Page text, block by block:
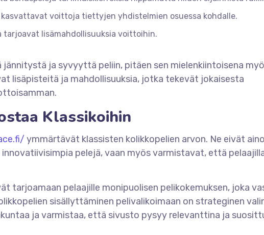
voittoja tiettyjen yhdistelmien osuessa kohdalle.
tarjoavat lisämahdollisuuksia voittoihin.
ja syvyyttä peliin, pitäen sen mielenkiintoisena
lisäpisteitä ja mahdollisuuksia, jotka tekevät jokaisesta
Klassikoihin
ymmärtävät klassisten kolikkopelien arvon. Ne eivät
pelejä, vaan myös varmistavat, että
tarjoamaan pelaajille monipuolisen pelikokemuksen, joka
sisällyttäminen pelivalikoimaan on strateginen
ja varmistaa, että sivusto pysyy relevanttina ja